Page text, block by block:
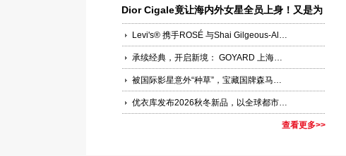
Dior Cigale竟让海内外女星全员上身！又是为
何让女明星集体“锁定”？
Levi's® 携手ROSÉ 与Shai Gilgeous-Alexander共同演绎品牌全新企划“Keep it Loose”
承续经典，开启新境： GOYARD 上海国金中心精品店焕新启幕
被国际影星意外“种草”，宝藏国牌森马在线圈粉，30城包场与粉丝双向奔赴
优衣库发布2026秋冬新品，以全球都市灵感诠释LifeWear进化聚焦功能科技、版型创新与多场景适配，回应当代都市人的新舒适实穿追求
查看更多>>